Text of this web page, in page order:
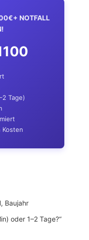
NOTFALL
Tage)
Baujahr
oder 1–2 Tage?“